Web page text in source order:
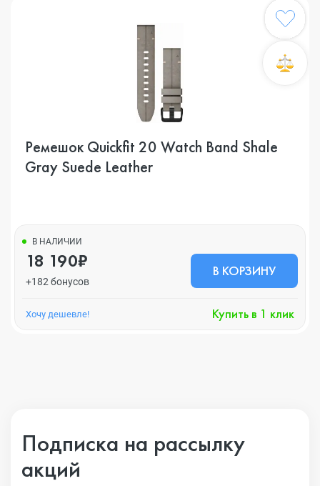
Ремешок Quickfit 20 Watch Band Shale
Gray Suede Leather
В НАЛИЧИИ
18 190₽
+182 бонусов
В КОРЗИНУ
Хочу дешевле! Купить в 1 клик
Подписка на рассылку
акций